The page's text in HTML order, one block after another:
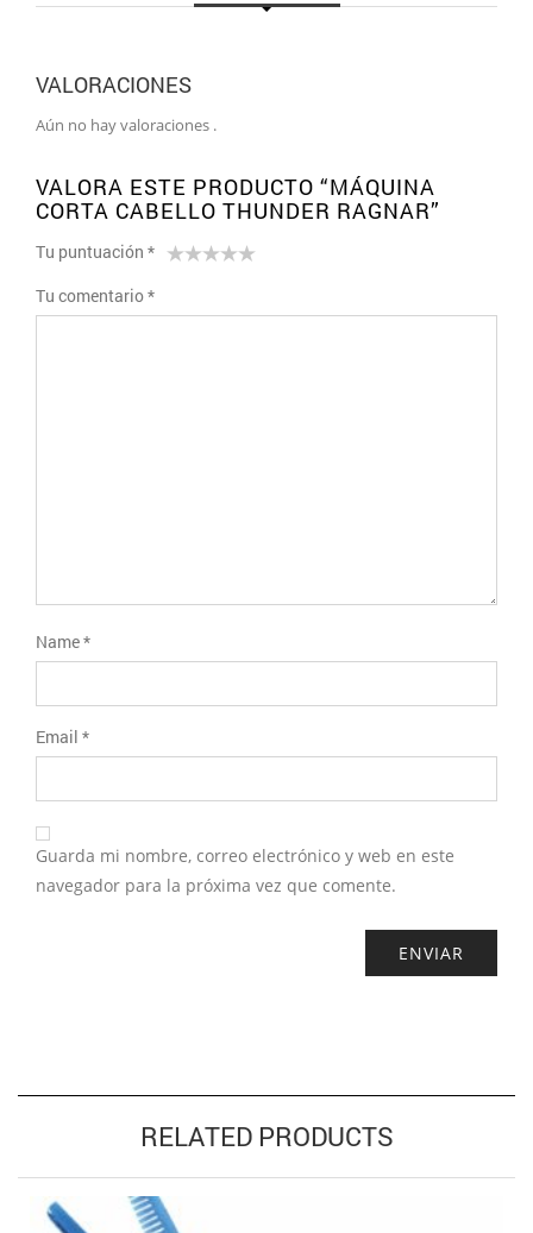
VALORACIONES
Aún no hay valoraciones .
VALORA ESTE PRODUCTO “MÁQUINA
CORTA CABELLO THUNDER RAGNAR”
Tu puntuación *
de
5
estrellas
estrellas
estrellas
Tu comentario*
Name*
Email *
Guarda mi nombre, correo electrónico y web en este
navegador para la próxima vez que comente.
RELATED PRODUCTS